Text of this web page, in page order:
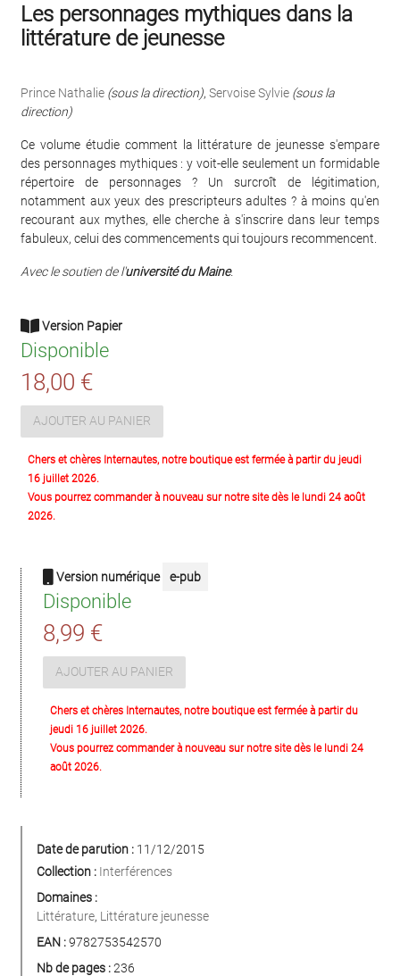
Les personnages mythiques dans la
littérature de jeunesse
Prince Nathalie (sous la direction), Servoise Sylvie (sous la
direction)
Ce volume étudie comment la littérature de jeunesse s'empare
des personnages mythiques : y voit-elle seulement un formidable
répertoire de personnages ? Un surcroît de légitimation,
notamment aux yeux des prescripteurs adultes ? à moins qu'en
recourant aux mythes, elle cherche à s'inscrire dans leur temps
fabuleux, celui des commencements qui toujours recommencent.
Avec le soutien de l'université du Maine.
Version Papier
Disponible
18,00 €
AJOUTER AU PANIER
Chers et chères Internautes, notre boutique est fermée à partir du jeudi
16 juillet 2026.
Vous pourrez commander à nouveau sur notre site dès le lundi 24 août
2026.
Version numérique e-pub
Disponible
8,99 €
AJOUTER AU PANIER
Chers et chères Internautes, notre boutique est fermée à partir du
jeudi 16 juillet 2026.
Vous pourrez commander à nouveau sur notre site dès le lundi 24
août 2026.
Date de parution : 11/12/2015
Collection : Interférences
Domaines :
Littérature, Littérature jeunesse
EAN :9782753542570
Nb de pages :236